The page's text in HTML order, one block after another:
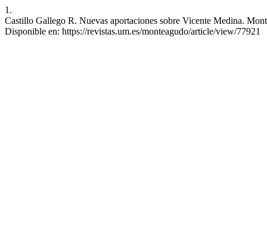
1.
Castillo Gallego R. Nuevas aportaciones sobre Vicente Medina.
Disponible en: https://revistas.um.es/monteagudo/article/view/77921